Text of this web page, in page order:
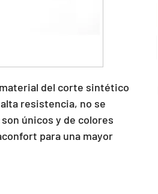
del corte sintético
resistencia, no se
únicos y de colores
para una mayor